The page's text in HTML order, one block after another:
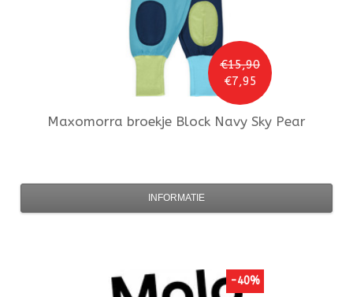
€15,90
€7,95
Maxomorra broekje Block Navy Sky Pear
INFORMATIE
-40%